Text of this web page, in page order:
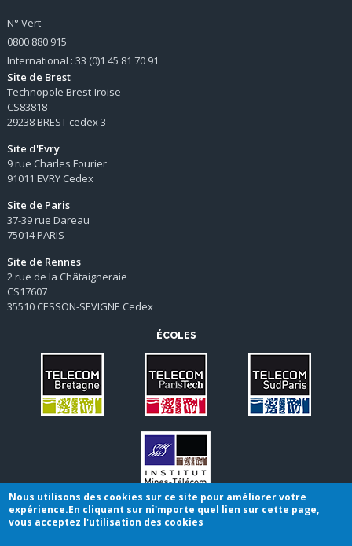
N° Vert
0800 880 915
International : 33 (0)1 45 81 70 91
Site de Brest
Technopole Brest-Iroise
CS83818
29238 BREST cedex 3
Site d'Evry
9 rue Charles Fourier
91011 EVRY Cedex
Site de Paris
37-39 rue Dareau
75014 PARIS
Site de Rennes
2 rue de la Châtaigneraie
CS17607
35510 CESSON-SEVIGNE Cedex
ÉCOLES
Conditions générales de vente
Nous utilisons des cookies sur ce site pour améliorer votre
expérience.En cliquant sur ni'mporte quel lien sur cette page,
vous acceptez l'utilisation des cookies